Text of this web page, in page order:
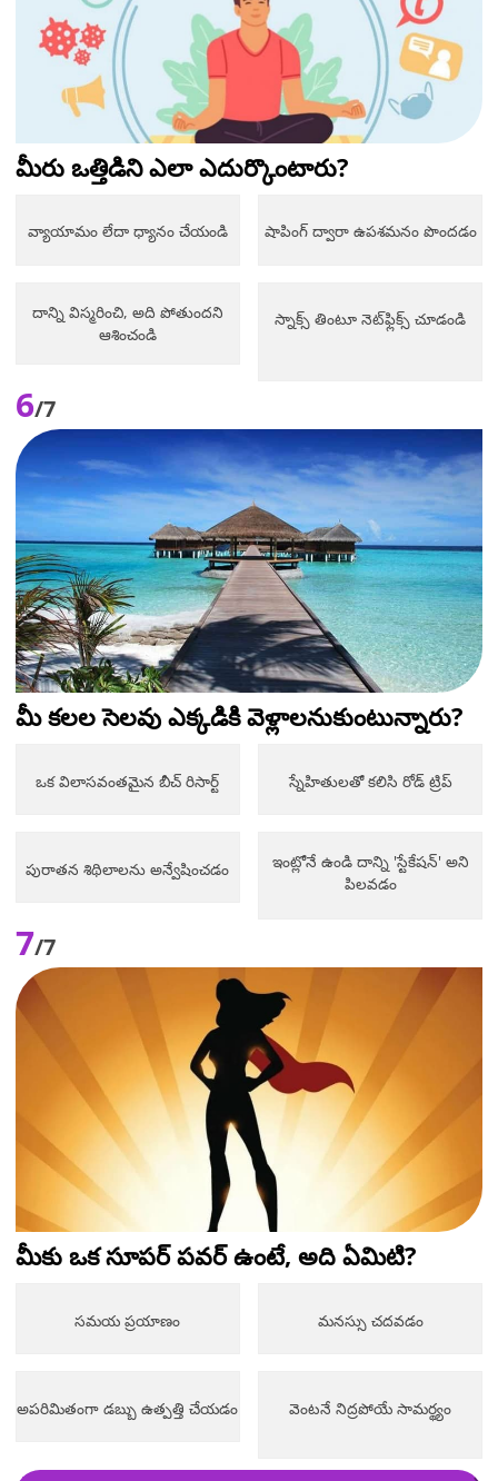
మీరు ఒత్తిడిని ఎలా ఎదుర్కొంటారు?
వ్యాయామం లేదా ధ్యానం చేయండి షాపింగ్ ద్వారా ఉపశమనం పొందడం
దాన్ని విస్మరించి, అది పోతుందని
ఆశించండి
స్నాక్స్ తింటూ నెట్‌ఫ్లిక్స్ చూడండి
6/7
మీ కలల సెలవు ఎక్కడికి వెళ్లాలనుకుంటున్నారు?
ఒక విలాసవంతమైన బీచ్ రిసార్ట్ స్నేహితులతో కలిసి రోడ్ ట్రిప్
పురాతన శిథిలాలను అన్వేషించడం
ఇంట్లోనే ఉండి దాన్ని 'స్టేకేషన్' అని
పిలవడం
7/7
మీకు ఒక సూపర్ పవర్ ఉంటే, అది ఏమిటి?
సమయ ప్రయాణం మనస్సు చదవడం
అపరిమితంగా డబ్బు ఉత్పత్తి చేయడం వెంటనే నిద్రపోయే సామర్థ్యం